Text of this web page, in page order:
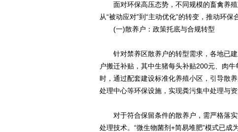
面对环保高压态势，不同规模的畜禽养殖
从“被动应对”到“主动优化”的转变，推动环保
(一)散养户：政策托底与合规转型
针对禁养区散养户的转型需求，各地已建
户搬迁补贴，其中生猪每头补贴200元、肉
时，通过配套建设标准化养殖小区，引导散
处理中心等环保设施，实现粪污集中处理与
对于符合保留条件的散养户，需严格落实
处理技术。“微生物菌剂+简易堆肥”模式已